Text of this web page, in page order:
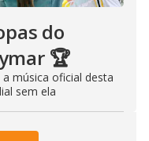
do
🏆
a música oficial desta
sem ela